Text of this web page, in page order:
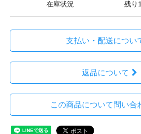
在庫状況 残り
支払い・配送につい
返品について
この商品について問い合